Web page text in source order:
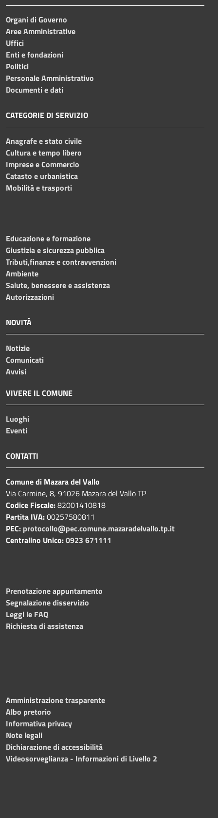
Organi di Governo
Aree Amministrative
Uffici
Enti e fondazioni
Politici
Personale Amministrativo
Documenti e dati
CATEGORIE DI SERVIZIO
Anagrafe e stato civile
Cultura e tempo libero
Imprese e Commercio
Catasto e urbanistica
Mobilità e trasporti
Educazione e formazione
Giustizia e sicurezza pubblica
Tributi,finanze e contravvenzioni
Ambiente
Salute, benessere e assistenza
Autorizzazioni
NOVITÀ
Notizie
Comunicati
Avvisi
VIVERE IL COMUNE
Luoghi
Eventi
CONTATTI
Comune di Mazara del Vallo
Via Carmine, 8, 91026 Mazara del Vallo TP
Codice Fiscale:82001410818
Partita IVA:00257580811
PEC: protocollo@pec.comune.mazaradelvallo.tp.it
Centralino Unico:0923 671111
Prenotazione appuntamento
Segnalazione disservizio
Leggi le FAQ
Richiesta di assistenza
Amministrazione trasparente
Albo pretorio
Informativa privacy
Note legali
Dichiarazione di accessibilità
Videosorveglianza - Informazioni di Livello 2